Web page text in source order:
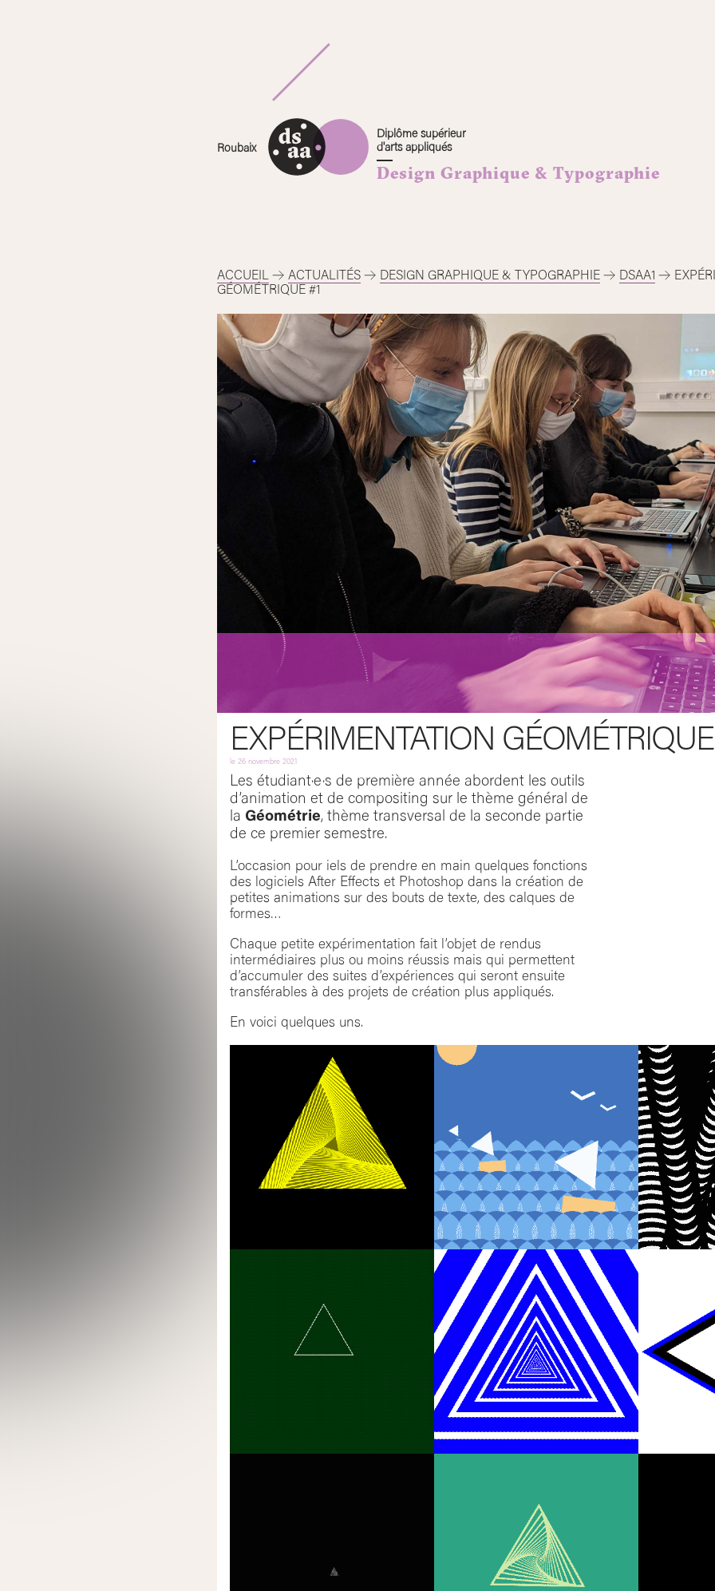
Roubaix
Diplôme supérieur
d'arts appliqués
Design Graphique & Typographie
ACCUEIL ACTUALITÉS DESIGN GRAPHIQUE & TYPOGRAPHIE DSAA1
GÉOMÉTRIQUE #1
EXPÉRIMENTATION
le 26 novembre 2021
Les étudiant·e·s de première année abordent les outils
d’animation et de compositing sur le thème général de
la Géométrie, thème transversal de la seconde partie
de ce premier semestre.
L’occasion pour iels de prendre en main quelques fonctions
des logiciels After Effects et Photoshop dans la création de
petites animations sur des bouts de texte, des calques de
formes…
Chaque petite expérimentation fait l’objet de rendus
intermédiaires plus ou moins réussis mais qui permettent
d’accumuler des suites d’expériences qui seront ensuite
transférables à des projets de création plus appliqués.
En voici quelques uns.